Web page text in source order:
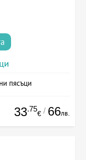
пясъци
33.75
€ / 66лв.